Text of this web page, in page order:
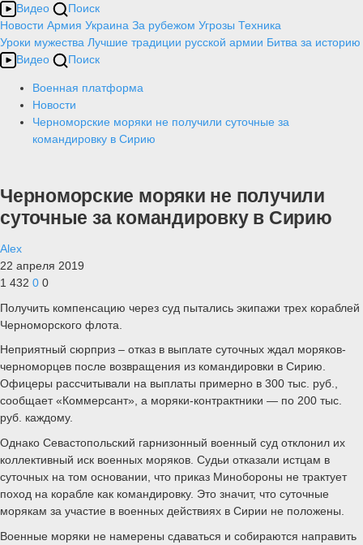
Видео
Поиск
Новости Армия Украина За рубежом Угрозы Техника
Уроки мужества Лучшие традиции русской армии Битва за историю
Видео
Поиск
Военная платформа
Новости
Черноморские моряки не получили суточные за
командировку в Сирию
Черноморские моряки не получили
суточные за командировку в Сирию
Alex
22 апреля 2019
1 432 0 0
Получить компенсацию через суд пытались экипажи трех кораблей
Черноморского флота.
Неприятный сюрприз – отказ в выплате суточных ждал моряков-
черноморцев после возвращения из командировки в Сирию.
Офицеры рассчитывали на выплаты примерно в 300 тыс. руб.,
сообщает «Коммерсант», а моряки-контрактники — по 200 тыс.
руб. каждому.
Однако Севастопольский гарнизонный военный суд отклонил их
коллективный иск военных моряков. Судьи отказали истцам в
суточных на том основании, что приказ Минобороны не трактует
поход на корабле как командировку. Это значит, что суточные
морякам за участие в военных действиях в Сирии не положены.
Военные моряки не намерены сдаваться и собираются направить